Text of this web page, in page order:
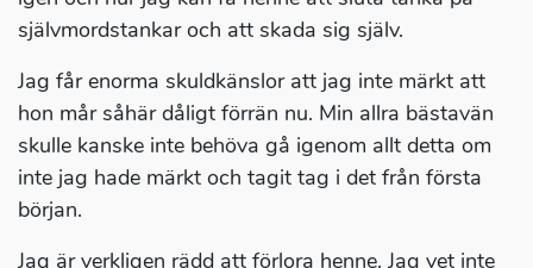
självmordstankar och att skada sig själv.
Jag får enorma skuldkänslor att jag inte märkt att
hon mår såhär dåligt förrän nu. Min allra bästavän
skulle kanske inte behöva gå igenom allt detta om
inte jag hade märkt och tagit tag i det från första
början.
Jag är verkligen rädd att förlora henne. Jag vet inte